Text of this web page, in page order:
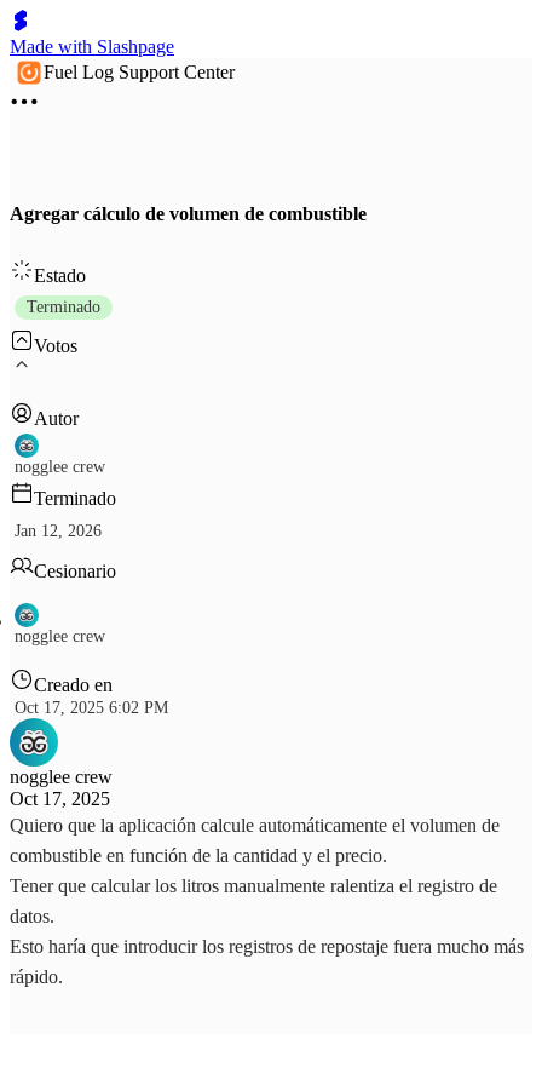
Made with Slashpage
Fuel Log Support Center
Agregar cálculo de volumen de combustible
Estado
Terminado
Votos
Autor
nogglee crew
Terminado
Jan 12, 2026
Cesionario
nogglee crew
Creado en
Oct 17, 2025 6:02 PM
nogglee crew
Oct 17, 2025
Quiero que la aplicación calcule automáticamente el volumen de
combustible en función de la cantidad y el precio.
Tener que calcular los litros manualmente ralentiza el registro de
datos.
Esto haría que introducir los registros de repostaje fuera mucho más
rápido.